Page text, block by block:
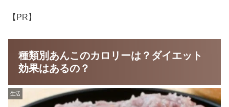
【PR】
種類別あんこのカロリーは？ダイエット
効果はあるの？
生活